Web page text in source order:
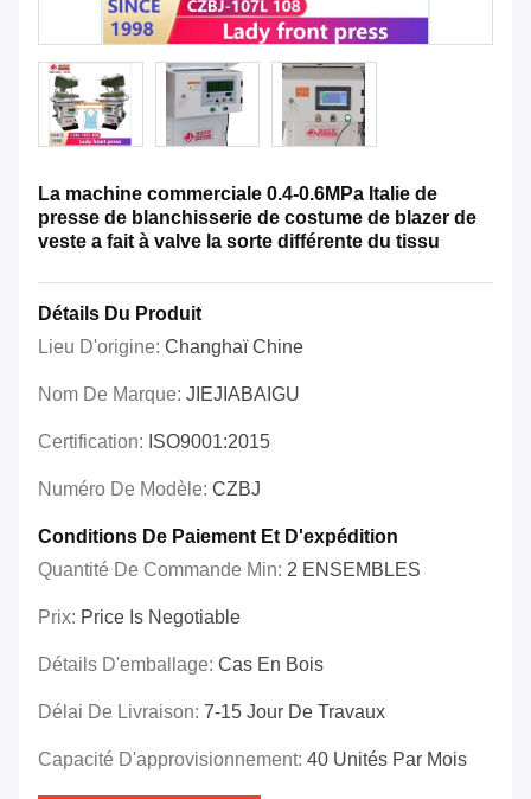
La machine commerciale 0.4-0.6MPa Italie de
presse de blanchisserie de costume de blazer de
veste a fait à valve la sorte différente du tissu
Détails Du Produit
Lieu D'origine: Changhaï Chine
Nom De Marque: JIEJIABAIGU
Certification: ISO9001:2015
Numéro De Modèle: CZBJ
Conditions De Paiement Et D'expédition
Quantité De Commande Min: 2 ENSEMBLES
Prix: Price Is Negotiable
Détails D'emballage: Cas En Bois
Délai De Livraison: 7-15 Jour De Travaux
Capacité D'approvisionnement: 40 Unités Par Mois